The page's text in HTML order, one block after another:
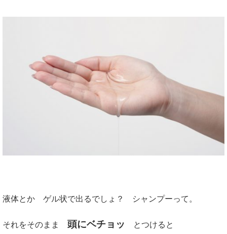
液体とか ゲル状で出るでしょ？ シャンプーって。
それをそのまま 頭にベチョッ とつけると